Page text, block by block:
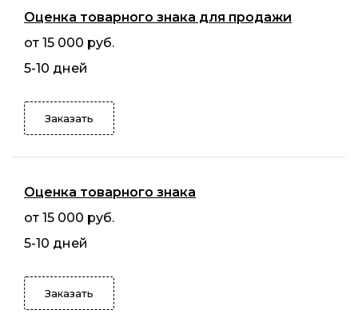
Оценка товарного знака для продажи
от 15 000 руб.
5-10 дней
Заказать
Оценка товарного знака
от 15 000 руб.
5-10 дней
Заказать